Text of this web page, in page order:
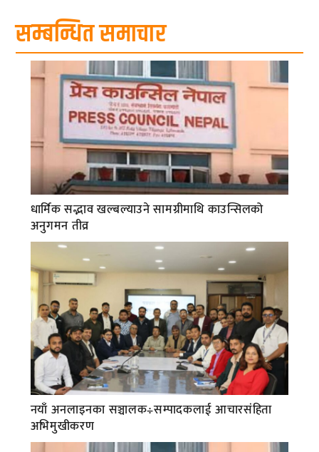
सम्बन्धित समाचार
धार्मिक सद्भाव खल्बल्याउने सामग्रीमाथि काउन्सिलको
अनुगमन तीव्र
नयाँ अनलाइनका सञ्चालक÷सम्पादकलाई आचारसंहिता
अभिमुखीकरण